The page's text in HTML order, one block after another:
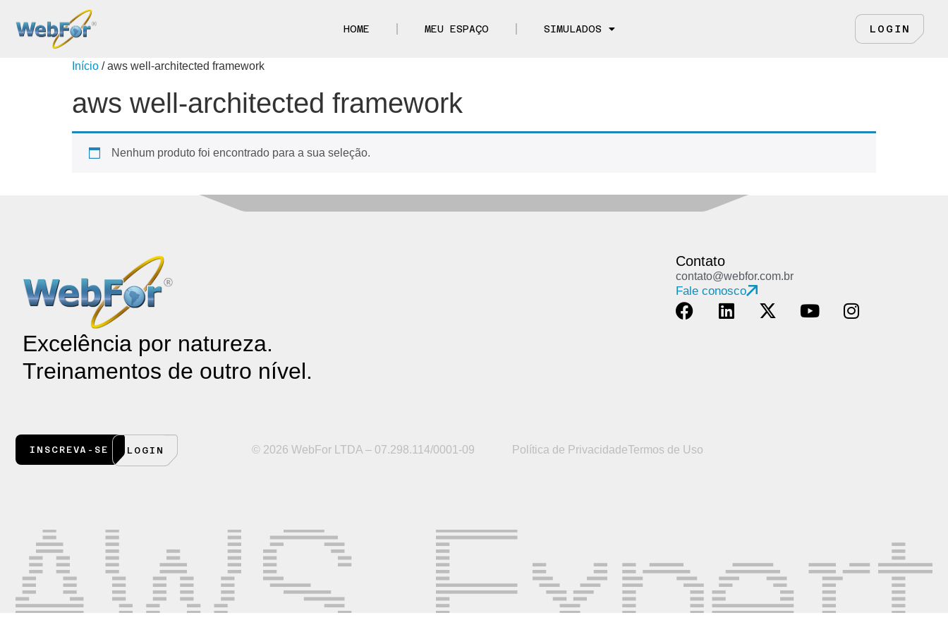
HOME MEU ESPAÇO SIMULADOS LOGIN
Início / aws well-architected framework
aws well-architected framework
Nenhum produto foi encontrado para a sua seleção.
Excelência por natureza.
Treinamentos de outro nível.
Contato
contato@webfor.com.br
Fale conosco
INSCREVA-SE LOGIN © 2026 WebFor LTDA – 07.298.114/0001-09 Política de PrivacidadeTermos de Uso